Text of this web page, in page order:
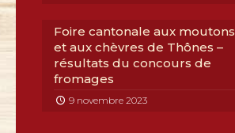
Foire cantonale aux moutons
et aux chèvres de Thônes –
résultats du concours de
fromages
9 novembre 2023